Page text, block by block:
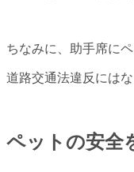
ちなみに、助手席に
道路交通法違反にはな
ペットの安全